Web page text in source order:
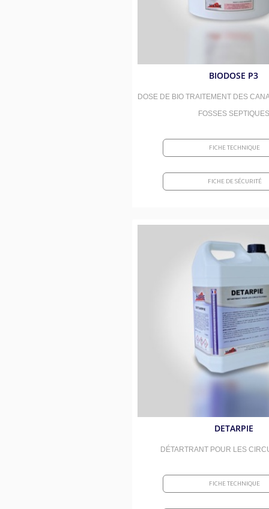
BIODOSE P3
DOSE DE BIO TRAITEMENT DES
FOSSES SEPTIQUES
FICHE TECHNIQUE
FICHE DE SÉCURITÉ
DETARPIE
DÉTARTRANT POUR LES
FICHE TECHNIQUE